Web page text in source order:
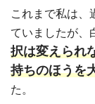
これまで私は、
ていましたが、
択は変えられ
持ちのほうを
た。